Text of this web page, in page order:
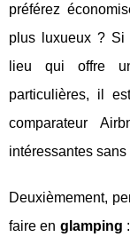
préférez
plus luxueux ? Si
lieu qui offre
particulières, il
comparateur
intéressantes
Deuxièmement,
faire en glamping